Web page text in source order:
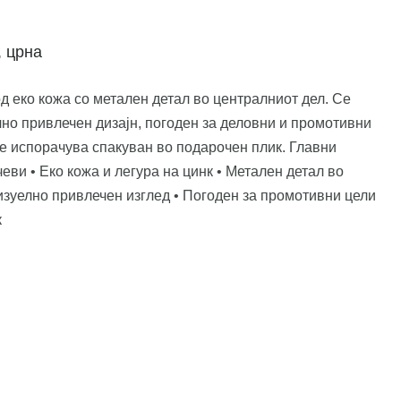
црна
еко кожа со метален детал во централниот дел. Се
привлечен дизајн, погоден за деловни и промотивни
испорачува спакуван во подарочен плик. Главни
• Еко кожа и легура на цинк • Метален детал во
привлечен изглед • Погоден за промотивни цели